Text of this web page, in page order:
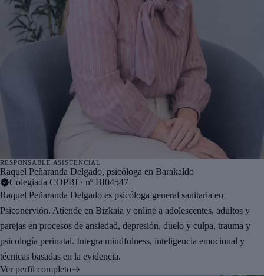
RESPONSABLE ASISTENCIAL
Raquel Peñaranda Delgado, psicóloga en Barakaldo
Colegiada COPBI · nº BI04547
Raquel Peñaranda Delgado es psicóloga general sanitaria en
Psiconervión. Atiende en Bizkaia y online a adolescentes, adultos y
parejas en procesos de ansiedad, depresión, duelo y culpa, trauma y
psicología perinatal. Integra mindfulness, inteligencia emocional y
técnicas basadas en la evidencia.
Ver perfil completo